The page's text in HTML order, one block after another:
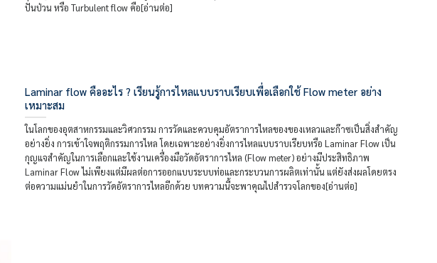
ปั่นป่วน หรือ Turbulent flow คือ[อ่านต่อ]
Laminar flow คืออะไร ? เรียนรู้การไหลแบบราบเรียบเพื่อเลือกใช้ Flow meter อย่าง
เหมาะสม
ในโลกของอุตสาหกรรมและวิศวกรรม การวัดและควบคุมอัตราการไหลของของเหลวและก๊าซเป็นสิ่งสำคัญ
อย่างยิ่ง การเข้าใจพฤติกรรมการไหล โดยเฉพาะอย่างยิ่งการไหลแบบราบเรียบหรือ Laminar Flow เป็น
กุญแจสำคัญในการเลือกและใช้งานเครื่องมือวัดอัตราการไหล (Flow meter) อย่างมีประสิทธิภาพ
Laminar Flow ไม่เพียงแต่มีผลต่อการออกแบบระบบท่อและกระบวนการผลิตเท่านั้น แต่ยังส่งผลโดยตรง
ต่อความแม่นยำในการวัดอัตราการไหลอีกด้วย บทความนี้จะพาคุณไปสำรวจโลกของ[อ่านต่อ]